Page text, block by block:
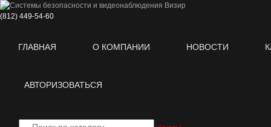
(812) 449-54-60
ГЛАВНАЯ О КОМПАНИИ НОВОСТИ
АВТОРИЗОВАТЬСЯ